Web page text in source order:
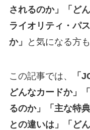
されるのか」「ど
ライオリティ・パ
か」
と気になる方
この記事では、
「
どんなカードか」
るのか」「主な特
との違いは」「ど